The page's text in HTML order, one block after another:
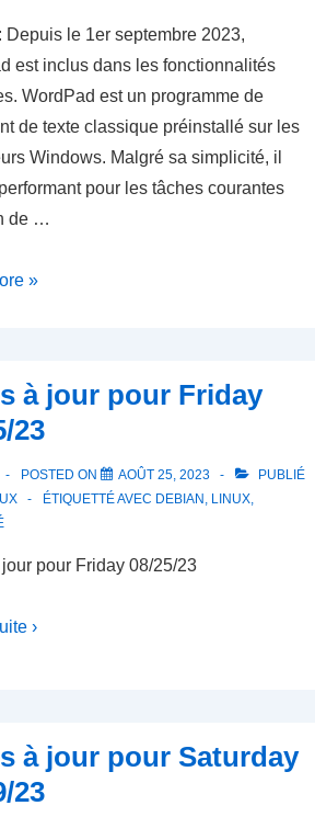
Depuis le 1er septembre 2023,
est inclus dans les fonctionnalités
WordPad est un programme de
de texte classique préinstallé sur les
Windows. Malgré sa simplicité, il
pour les tâches courantes
de …
»
à jour pour Friday
23
POSTED ON AOÛT 25, 2023
PUBLIÉ
ÉTIQUETTÉ AVEC DEBIAN , LINUX,
pour Friday 08/25/23
›
à jour pour Saturday
23